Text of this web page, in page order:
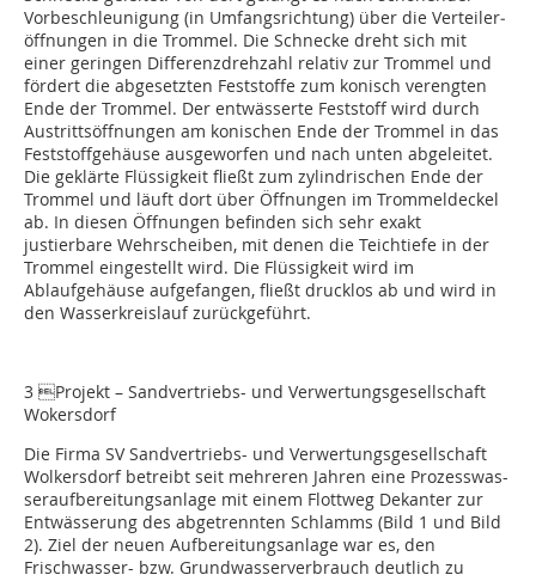
Vorbeschleunigung (in Umfangsrichtung) über die Verteiler­
öffnungen in die Trommel. Die Schnecke dreht sich mit
einer geringen Differenzdrehzahl relativ zur Trommel und
fördert die abgesetzten Feststoffe zum konisch verengten
Ende der Trommel. Der entwässerte Feststoff wird durch
Austrittsöffnungen am konischen Ende der Trommel in das
Feststoffgehäuse ausgeworfen und nach unten abgeleitet.
Die geklärte Flüssigkeit fließt zum zylindrischen Ende der
Trommel und läuft dort über Öffnungen im Trommeldeckel
ab. In diesen Öffnungen befinden sich sehr exakt
justierbare Wehrscheiben, mit denen die Teichtiefe in der
Trommel eingestellt wird. Die Flüssigkeit wird im
Ablaufgehäuse aufgefangen, fließt drucklos ab und wird in
den Wasserkreislauf zurückgeführt.
3 Projekt – Sandvertriebs- und Verwertungsgesellschaft
Wokersdorf
Die Firma SV Sandvertriebs- und Verwertungsgesellschaft
Wolkersdorf betreibt seit mehreren Jahren eine Prozesswas-
seraufbereitungsanlage mit einem Flottweg Dekanter zur
Entwässerung des abgetrennten Schlamms (Bild 1 und Bild
2). Ziel der neuen Aufbereitungsanlage war es, den
Frischwasser- bzw. Grundwasserverbrauch deutlich zu